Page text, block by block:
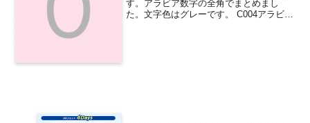
す。アラビア数字の全角でまとめまし
た。文字色はグレーです。 C004アラビア